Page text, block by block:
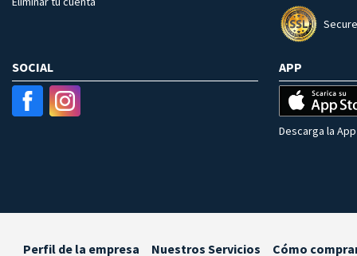
SOCIAL APP
Descarga la
Perfil de la empresa Nuestros Servicios Cómo